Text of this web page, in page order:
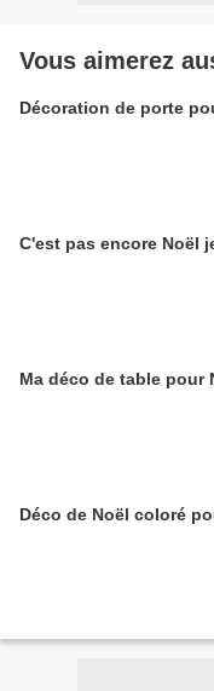
Vous aimerez
Décoration de porte
C'est pas encore Noël
Ma déco de table pour
Déco de Noël coloré